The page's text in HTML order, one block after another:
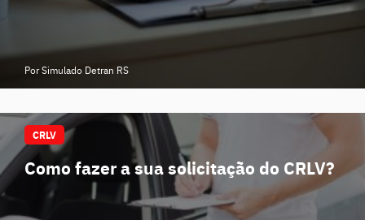
Por Simulado Detran RS
CRLV
Como fazer a sua solicitação do CRLV?